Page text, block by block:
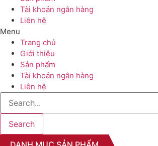
Tài khoản ngân hàng
Liên hệ
Menu
Trang chủ
Giới thiệu
Sản phẩm
Tài khoản ngân hàng
Liên hệ
Search